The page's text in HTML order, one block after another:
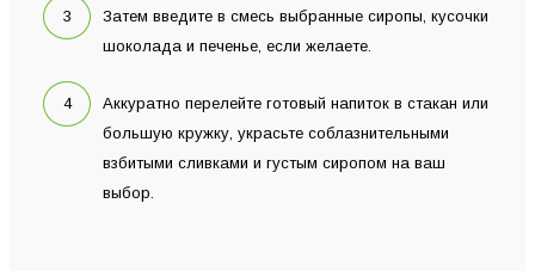
Затем введите в смесь выбранные сиропы, кусочки
шоколада и печенье, если желаете.
Аккуратно перелейте готовый напиток в стакан или
большую кружку, украсьте соблазнительными
взбитыми сливками и густым сиропом на ваш
выбор.